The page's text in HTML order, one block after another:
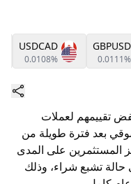
GBPUSD
0.0111%
USDCAD
0.0108%
تقييمهم لعملات
بعد فترة طويلة من
المستثمرين على المدى
حالة تشبع شراء، وذلك